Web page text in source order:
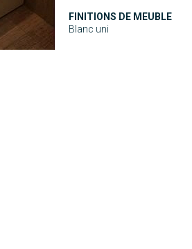
FINITIONS DE MEUBLE
Blanc uni